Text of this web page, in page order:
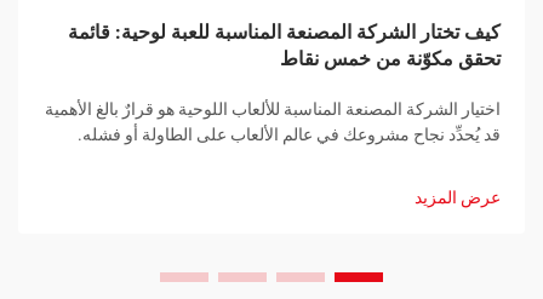
كيف تختار الشركة المصنعة المناسبة للعبة لوحية: قائمة
تحقق مكوّنة من خمس نقاط
اختيار الشركة المصنعة المناسبة للألعاب اللوحية هو قرارٌ بالغ الأهمية
قد يُحدِّد نجاح مشروعك في عالم الألعاب على الطاولة أو فشله.
مناسبةٍ تُعدُّ خطوةً جوهريةً نحو تحقيق أهدافك...
عرض المزيد